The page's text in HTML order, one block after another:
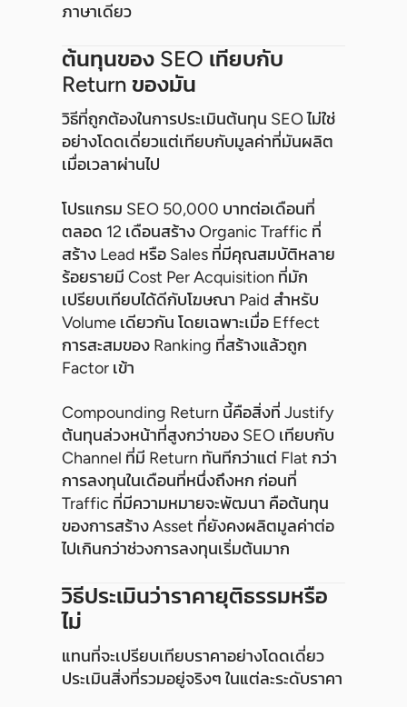
ภาษาเดียว
ต้นทุนของ SEO เทียบกับ
Return ของมัน
วิธีที่ถูกต้องในการประเมินต้นทุน SEO ไม่ใช่
อย่างโดดเดี่ยวแต่เทียบกับมูลค่าที่มันผลิต
เมื่อเวลาผ่านไป
โปรแกรม SEO 50,000 บาทต่อเดือนที่
ตลอด 12 เดือนสร้าง Organic Traffic ที่
สร้าง Lead หรือ Sales ที่มีคุณสมบัติหลาย
ร้อยรายมี Cost Per Acquisition ที่มัก
เปรียบเทียบได้ดีกับโฆษณา Paid สำหรับ
Volume เดียวกัน โดยเฉพาะเมื่อ Effect
การสะสมของ Ranking ที่สร้างแล้วถูก
Factor เข้า
Compounding Return นี้คือสิ่งที่ Justify
ต้นทุนล่วงหน้าที่สูงกว่าของ SEO เทียบกับ
Channel ที่มี Return ทันทีกว่าแต่ Flat กว่า
การลงทุนในเดือนที่หนึ่งถึงหก ก่อนที่
Traffic ที่มีความหมายจะพัฒนา คือต้นทุน
ของการสร้าง Asset ที่ยังคงผลิตมูลค่าต่อ
ไปเกินกว่าช่วงการลงทุนเริ่มต้นมาก
วิธีประเมินว่าราคายุติธรรมหรือ
ไม่
แทนที่จะเปรียบเทียบราคาอย่างโดดเดี่ยว
ประเมินสิ่งที่รวมอยู่จริงๆ ในแต่ละระดับราคา